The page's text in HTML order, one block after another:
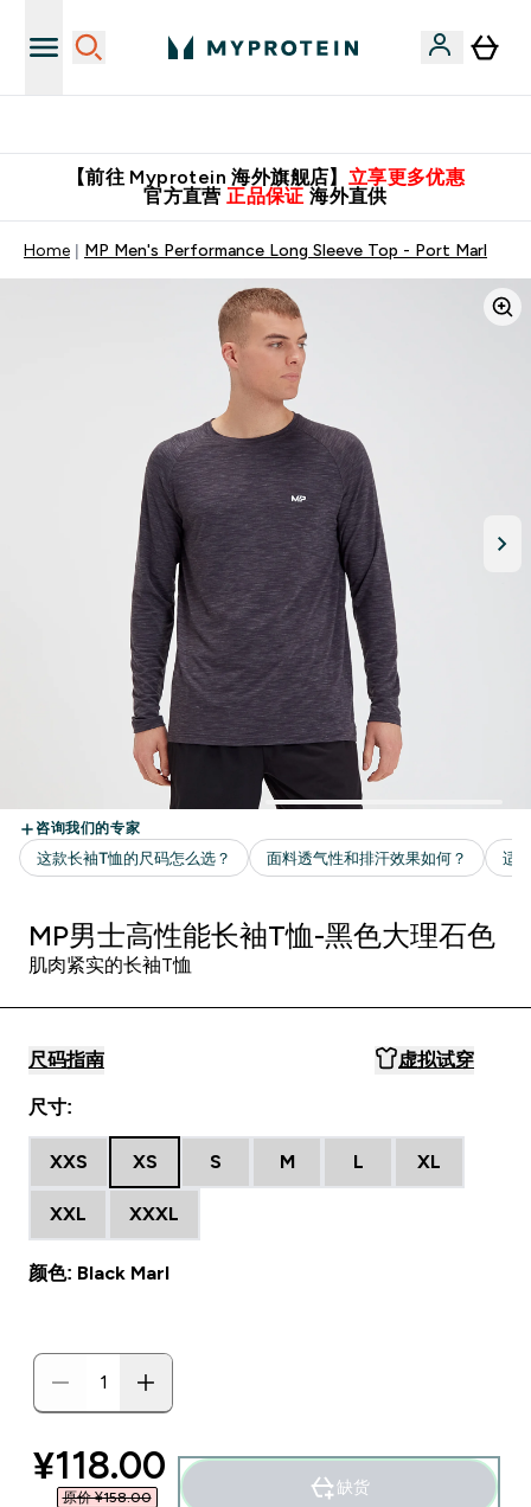
【前往 Myprotein 海外旗舰店】 立享更多优惠
官方直营 正品保证 海外直供
Home MP Men's Performance Long Sleeve Top - Port Marl
MP男士高性能长袖T恤-黑色大理石色
肌肉紧实的长袖T恤
尺码指南 虚拟试穿
尺寸:
XXS XS S M L XL
XXL XXXL
颜色: Black Marl
discounted price
¥118.00‎
原价 ¥158.00‎
缺货